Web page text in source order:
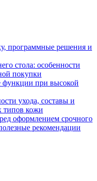
программные решения и
стола: особенности
покупки
функции при высокой
ухода, составы и
типов кожи
оформлением срочного
рекомендации